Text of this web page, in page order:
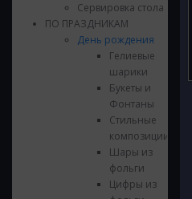
Сервировка стола
ПО ПРАЗДНИКАМ
День рождения
Гелиевые
шарики
Букеты и
Фонтаны
Стильные
композиции
Шары из
фольги
Цифры из